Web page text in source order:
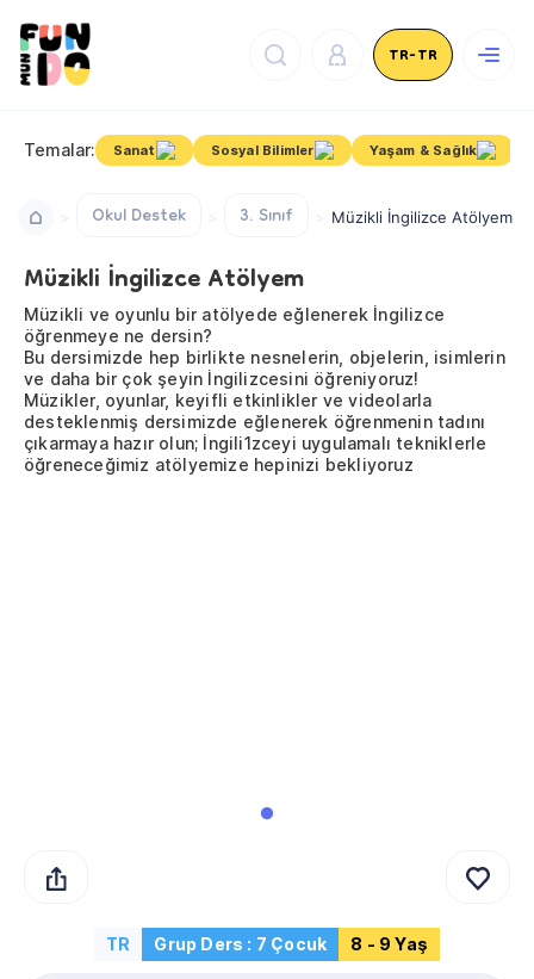
TR-TR
Temalar: Sanat Sosyal Bilimler Yaşam & Sağlık
Okul Destek 3. Sınıf Müzikli İngilizce Atölyem
Müzikli İngilizce Atölyem
Müzikli ve oyunlu bir atölyede eğlenerek İngilizce
öğrenmeye ne dersin?
Bu dersimizde hep birlikte nesnelerin, objelerin, isimlerin
ve daha bir çok şeyin İngilizcesini öğreniyoruz!
Müzikler, oyunlar, keyifli etkinlikler ve videolarla
desteklenmiş dersimizde eğlenerek öğrenmenin tadını
çıkarmaya hazır olun; İngili1zceyi uygulamalı tekniklerle
öğreneceğimiz atölyemize hepinizi bekliyoruz
TR Grup Ders : 7 Çocuk 8 - 9 Yaş